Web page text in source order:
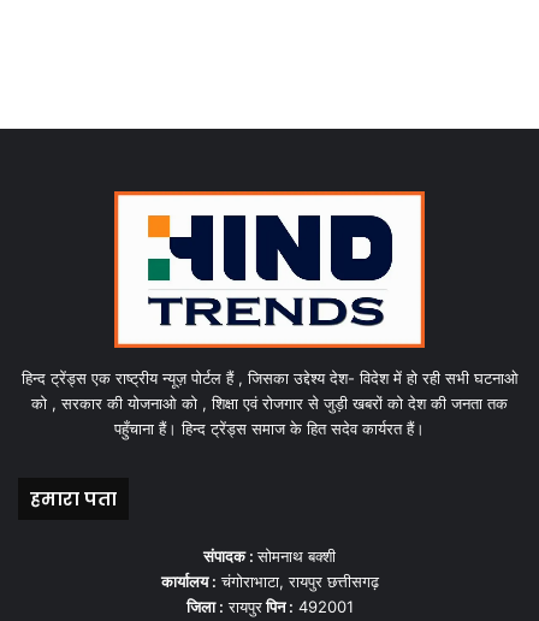
हिन्द ट्रेंड्स एक राष्ट्रीय न्यूज़ पोर्टल हैं , जिसका उद्देश्य देश- विदेश में हो रही सभी घटनाओ
को , सरकार की योजनाओ को , शिक्षा एवं रोजगार से जुड़ी खबरों को देश की जनता तक
पहुँचाना हैं। हिन्द ट्रेंड्स समाज के हित सदेव कार्यरत हैं।
हमारा पता
संपादक :सोमनाथ बक्शी
कार्यालय : चंगोराभाटा, रायपुर छत्तीसगढ़
जिला : रायपुरपिन : 492001